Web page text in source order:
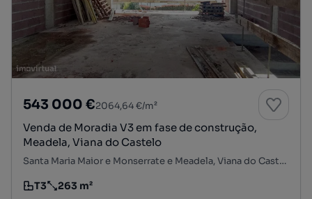
543 000 €2064,64 €/m²
Venda de Moradia V3 em fase de construção,
Meadela, Viana do Castelo
Santa Maria Maior e Monserrate e Meadela, Viana do Castelo, Viana do Castelo
Tipologia
T3
Preço por metro quadrado
263 m²